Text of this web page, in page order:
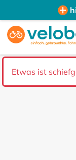
Etwas ist